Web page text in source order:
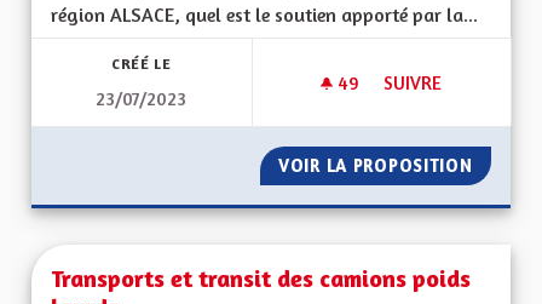
région ALSACE, quel est le soutien apporté par la...
CRÉÉ LE
23/07/2023
49 49 ABONNÉS
SUIVRE
VOIR LA PROPOSITION QUEL
Transports et transit des camions poids